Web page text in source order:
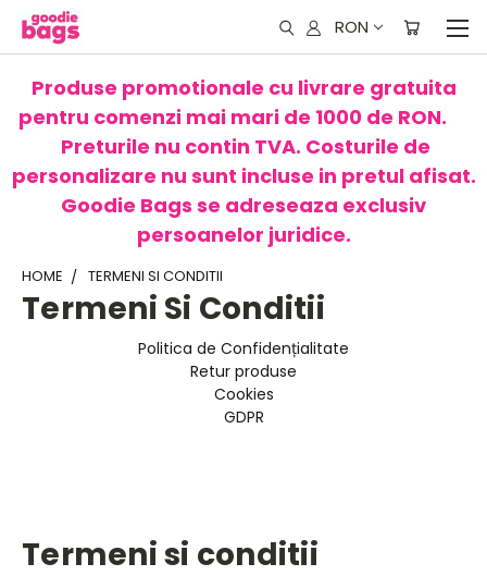
RON
Produse promotionale cu livrare gratuita
pentru comenzi mai mari de 1000 de RON.
Preturile nu contin TVA. Costurile de
personalizare nu sunt incluse in pretul afisat.
Goodie Bags se adreseaza exclusiv
persoanelor juridice.
HOME TERMENI SI CONDITII
Termeni Si Conditii
Politica de Confidențialitate
Retur produse
Cookies
GDPR
Termeni si conditii